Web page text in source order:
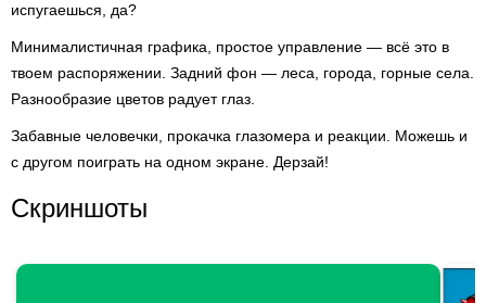
испугаешься, да?
Минималистичная графика, простое управление — всё это в
твоем распоряжении. Задний фон — леса, города, горные села.
Разнообразие цветов радует глаз.
Забавные человечки, прокачка глазомера и реакции. Можешь и
с другом поиграть на одном экране. Дерзай!
Скриншоты